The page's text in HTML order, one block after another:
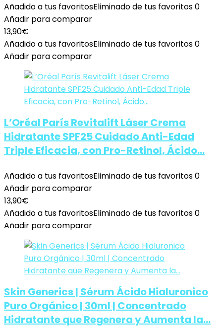
Añadido a tus favoritosEliminado de tus favoritos0
Añadir para comparar
13,90€
Añadido a tus favoritosEliminado de tus favoritos0
Añadir para comparar
L’Oréal París Revitalift Láser Crema
Hidratante SPF25 Cuidado Anti-Edad
Triple Eficacia, con Pro-Retinol, Ácido…
Añadido a tus favoritosEliminado de tus favoritos0
Añadir para comparar
13,90€
Añadido a tus favoritosEliminado de tus favoritos0
Añadir para comparar
Skin Generics | Sérum Ácido Hialuronico
Puro Orgánico | 30ml | Concentrado
Hidratante que Regenera y Aumenta la…